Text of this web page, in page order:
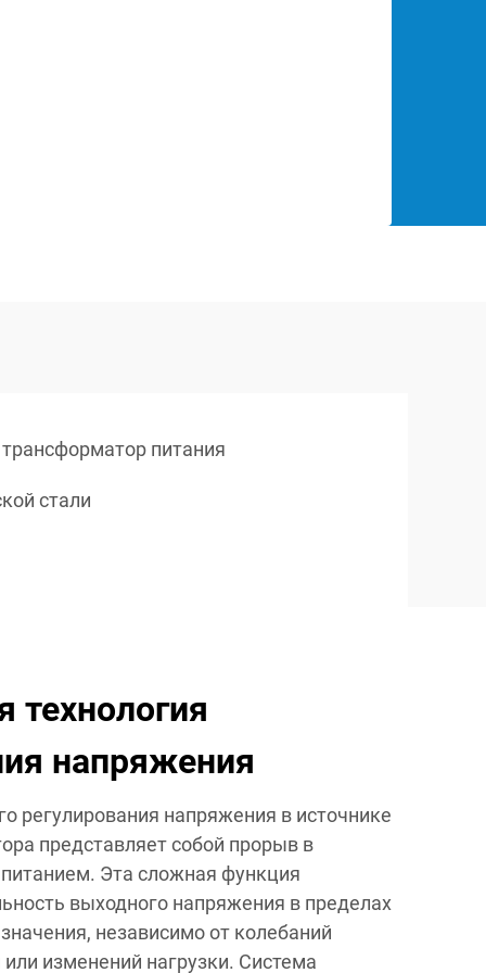
трансформатор питания
стали
технология
напряжения
регулирования напряжения в источнике
представляет собой прорыв в
Эта сложная функция
выходного напряжения в пределах
независимо от колебаний
изменений нагрузки. Система